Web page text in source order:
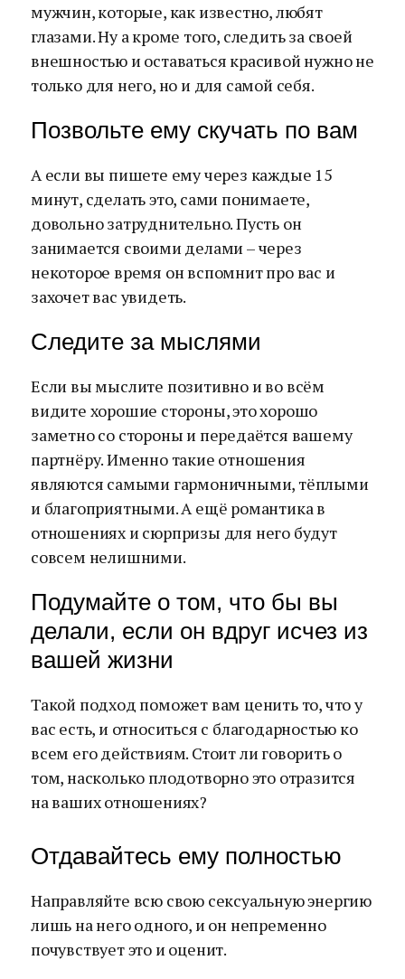
мужчин, которые, как известно, любят
глазами. Ну а кроме того, следить за своей
внешностью и оставаться красивой нужно не
только для него, но и для самой себя.
Позвольте ему скучать по вам
А если вы пишете ему через каждые 15
минут, сделать это, сами понимаете,
довольно затруднительно. Пусть он
занимается своими делами – через
некоторое время он вспомнит про вас и
захочет вас увидеть.
Следите за мыслями
Если вы мыслите позитивно и во всём
видите хорошие стороны, это хорошо
заметно со стороны и передаётся вашему
партнёру. Именно такие отношения
являются самыми гармоничными, тёплыми
и благоприятными. А ещё романтика в
отношениях и сюрпризы для него будут
совсем нелишними.
Подумайте о том, что бы вы
делали, если он вдруг исчез из
вашей жизни
Такой подход поможет вам ценить то, что у
вас есть, и относиться с благодарностью ко
всем его действиям. Стоит ли говорить о
том, насколько плодотворно это отразится
на ваших отношениях?
Отдавайтесь ему полностью
Направляйте всю свою сексуальную энергию
лишь на него одного, и он непременно
почувствует это и оценит.